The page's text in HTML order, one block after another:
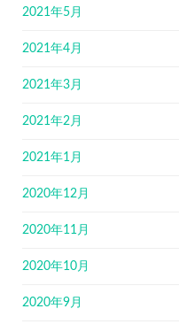
2021年5月
2021年4月
2021年3月
2021年2月
2021年1月
2020年12月
2020年11月
2020年10月
2020年9月